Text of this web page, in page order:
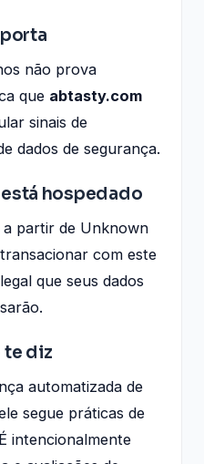
não prova
que abtasty.com
sinais de
dados de segurança.
hospedado
partir de Unknown
com este
que seus dados
te diz
automatizada de
segue práticas de
intencionalmente